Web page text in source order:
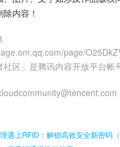
内容！
page/
社区」是腾讯内容开放平台
遇上RFID：解锁高效安全新密码